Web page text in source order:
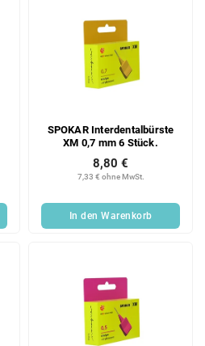
SPOKAR Interdentalbürste
XM 0,7 mm 6 Stück.
7,33 € ohne MwSt.
8,80 €
In den Warenkorb